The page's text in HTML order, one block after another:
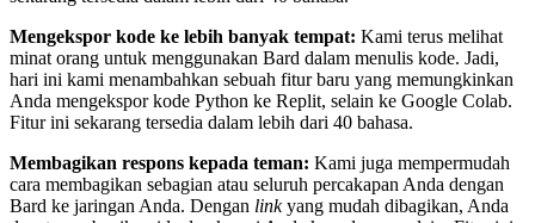
Mengekspor kode ke lebih banyak tempat: Kami terus melihat
minat orang untuk menggunakan Bard dalam menulis kode. Jadi,
hari ini kami menambahkan sebuah fitur baru yang memungkinkan
Anda mengekspor kode Python ke Replit, selain ke Google Colab.
Fitur ini sekarang tersedia dalam lebih dari 40 bahasa.
Membagikan respons kepada teman: Kami juga mempermudah
cara membagikan sebagian atau seluruh percakapan Anda dengan
Bard ke jaringan Anda. Dengan linkyang mudah dibagikan, Anda